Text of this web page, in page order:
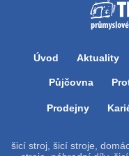
Úvod Aktuality
Půjčovna
Prodejny
šicí stroj, šicí stroje,